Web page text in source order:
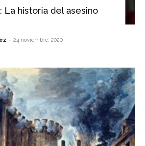
La historia del asesino
- 24 noviembre, 2020